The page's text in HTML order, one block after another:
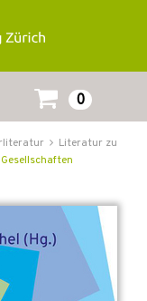
0
Literatur zu